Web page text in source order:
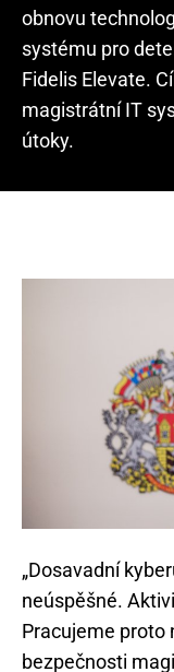
obnovu
systému pro
Fidelis Elevate.
magistrátní IT
útoky.
„Dosavadní
neúspěšné.
Pracujeme proto
bezpečnosti